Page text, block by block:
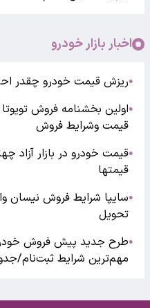
اخبار بازار خودرو
●ریزش قیمت خودرو چقدر
●
قیمت وشرایط فروش
●
قیمتها
●سایپا شرایط فروش نیسان
تحویل
●
مهم‌ترین شرایط ثبت‌نام/